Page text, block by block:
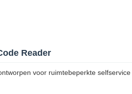
Reader
voor ruimtebeperkte